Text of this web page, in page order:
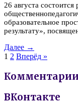
26 августа состоится
образовательное
результату»,
Далее →
1 2 Вперёд »
Комментарии
ВКонтакте